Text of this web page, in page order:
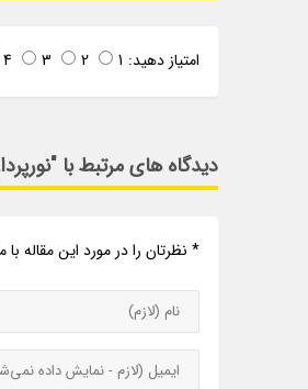
امتیاز دهید: 1
2
3
4
دیدگاه های مرتبط با
* نظرتان را در مورد این مقاله با